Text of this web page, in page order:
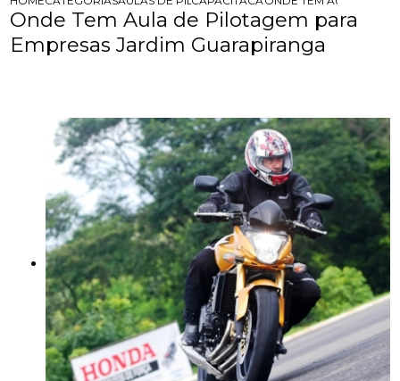
Onde Tem Aula de Pilotagem para
Empresas Jardim Guarapiranga